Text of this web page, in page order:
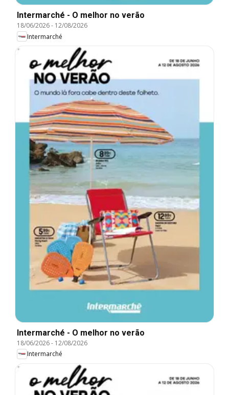
Intermarché - O melhor no verão
18/06/2026- 12/08/2026
Intermarché
Intermarché - O melhor no verão
18/06/2026- 12/08/2026
Intermarché